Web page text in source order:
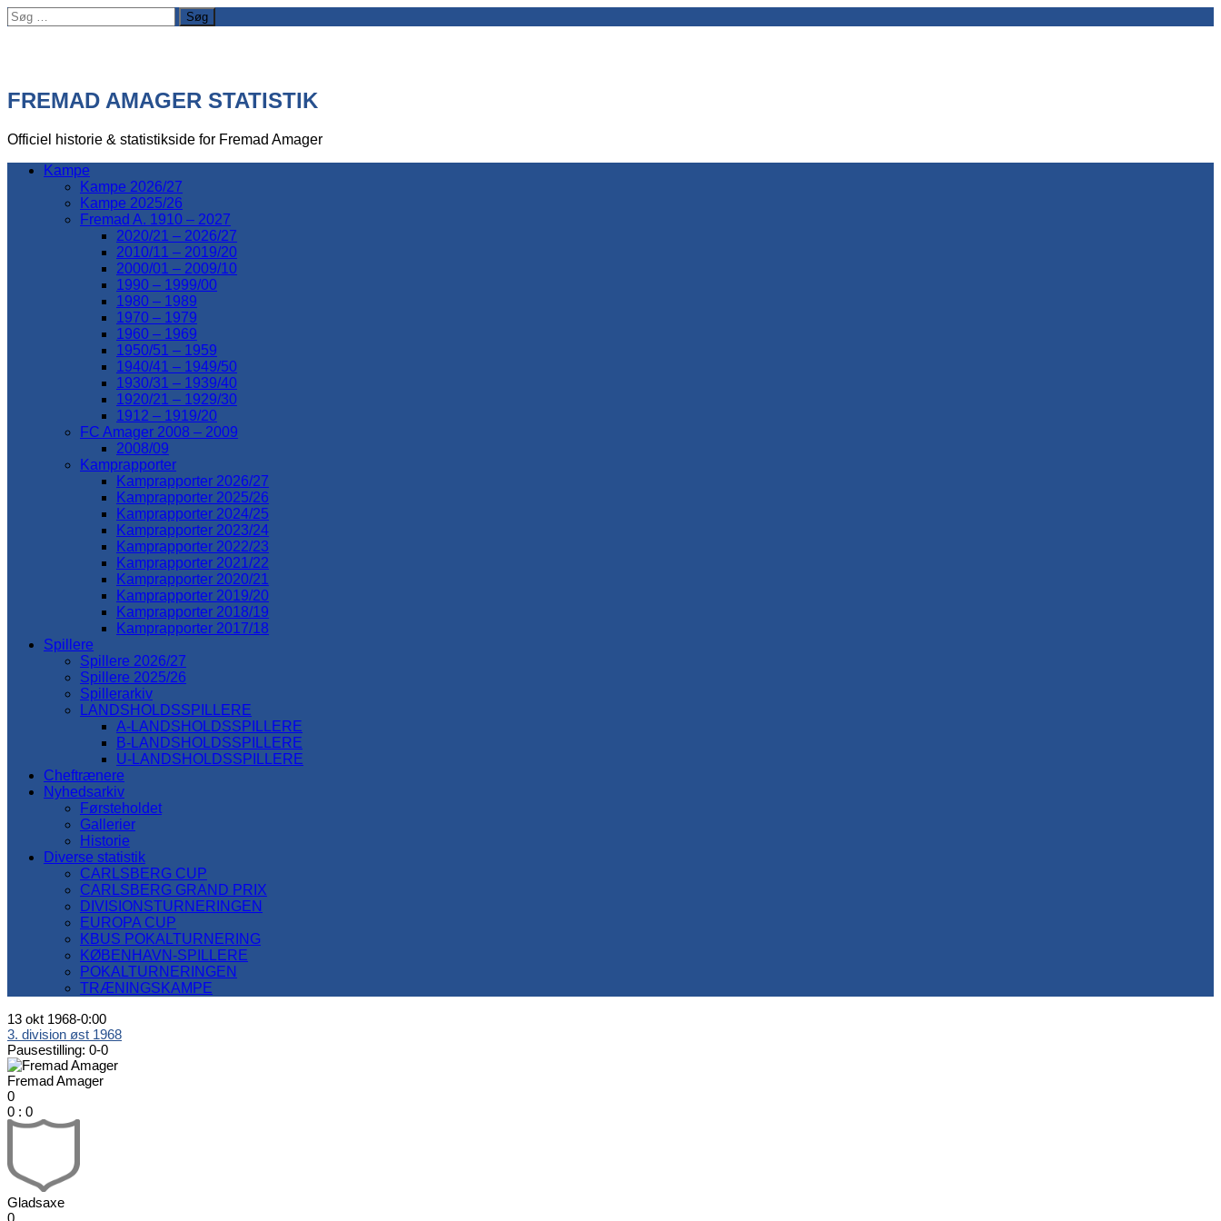
Søg
efter:
FREMAD AMAGER STATISTIK
Officiel historie & statistikside for Fremad Amager
Kampe
Kampe 2026/27
Kampe 2025/26
Fremad A. 1910 – 2027
2020/21 – 2026/27
2010/11 – 2019/20
2000/01 – 2009/10
1990 – 1999/00
1980 – 1989
1970 – 1979
1960 – 1969
1950/51 – 1959
1940/41 – 1949/50
1930/31 – 1939/40
1920/21 – 1929/30
1912 – 1919/20
FC Amager 2008 – 2009
2008/09
Kamprapporter
Kamprapporter 2026/27
Kamprapporter 2025/26
Kamprapporter 2024/25
Kamprapporter 2023/24
Kamprapporter 2022/23
Kamprapporter 2021/22
Kamprapporter 2020/21
Kamprapporter 2019/20
Kamprapporter 2018/19
Kamprapporter 2017/18
Spillere
Spillere 2026/27
Spillere 2025/26
Spillerarkiv
LANDSHOLDSSPILLERE
A-LANDSHOLDSSPILLERE
B-LANDSHOLDSSPILLERE
U-LANDSHOLDSSPILLERE
Cheftrænere
Nyhedsarkiv
Førsteholdet
Gallerier
Historie
Diverse statistik
CARLSBERG CUP
CARLSBERG GRAND PRIX
DIVISIONSTURNERINGEN
EUROPA CUP
KBUS POKALTURNERING
KØBENHAVN-SPILLERE
POKALTURNERINGEN
TRÆNINGSKAMPE
13 okt 1968-0:00
3. division øst 1968
Pausestilling: 0-0
Fremad Amager
0
0 : 0
Gladsaxe
0